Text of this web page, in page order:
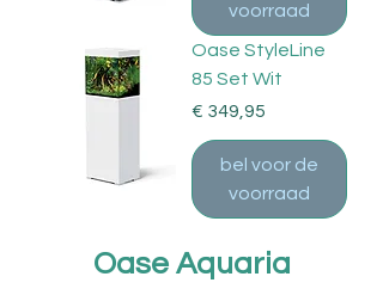
voorraad
Oase StyleLine
85 Set Wit
Prijs
€ 349,95
bel voor de
voorraad
Oase Aquaria